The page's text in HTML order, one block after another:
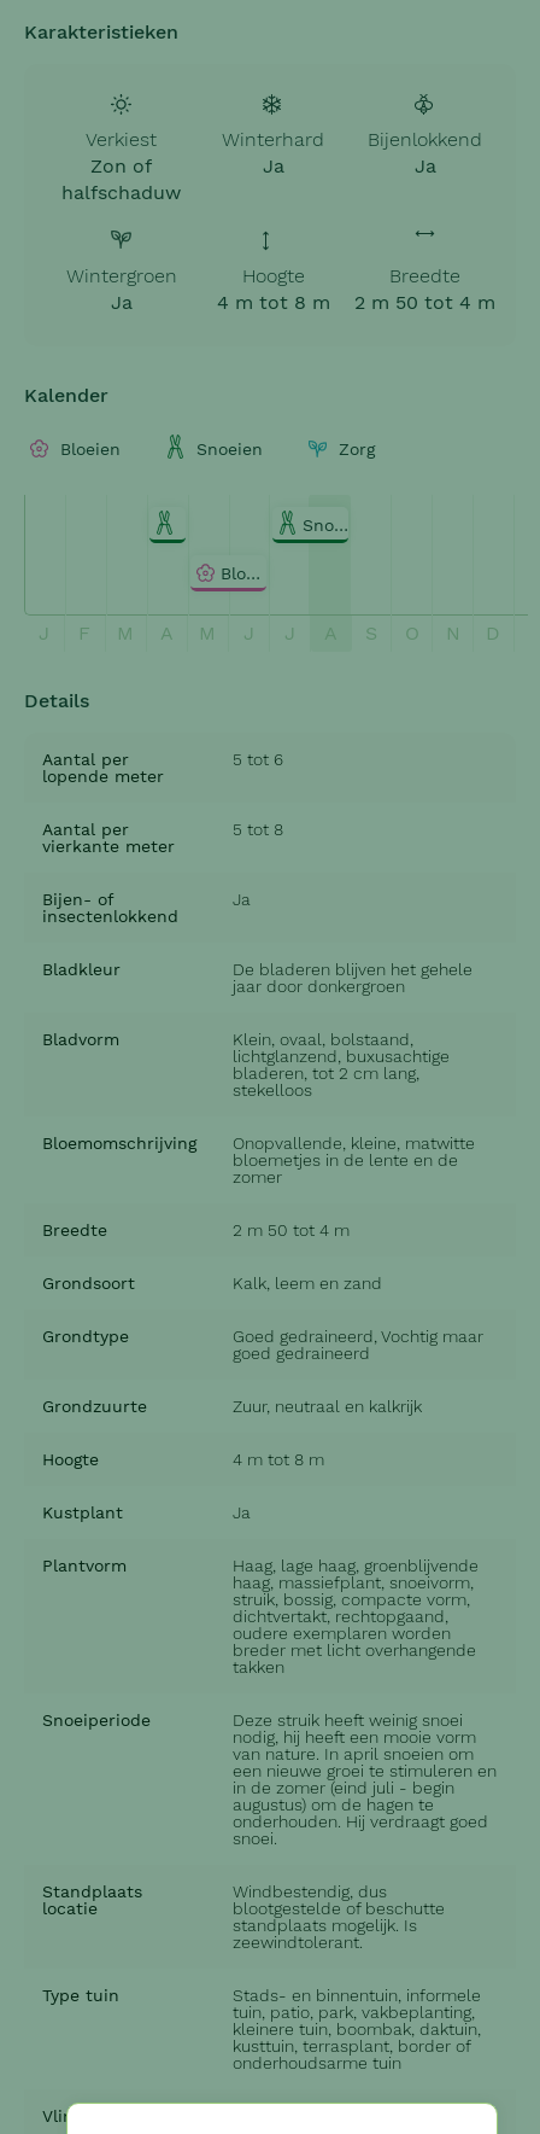
Karakteristieken
Verkiest
Zon of
halfschaduw
Winterhard
Ja
Bijenlokkend
Ja
Wintergroen
Ja
Hoogte
4 m tot 8 m
Breedte
2 m 50 tot 4 m
Kalender
Bloeien Snoeien Zorg
Snoeien
Bloeien
J F M A M J J A S O N D
Details
Aantal per
lopende meter
5 tot 6
Aantal per
vierkante meter
5 tot 8
Bijen- of
insectenlokkend
Ja
Bladkleur
De bladeren blijven het gehele
jaar door donkergroen
Bladvorm
Klein, ovaal, bolstaand,
lichtglanzend, buxusachtige
bladeren, tot 2 cm lang,
stekelloos
Bloemomschrijving
Onopvallende, kleine, matwitte
bloemetjes in de lente en de
zomer
Breedte 2 m 50 tot 4 m
Grondsoort Kalk, leem en zand
Grondtype
Goed gedraineerd, Vochtig maar
goed gedraineerd
Grondzuurte Zuur, neutraal en kalkrijk
Hoogte 4 m tot 8 m
Kustplant Ja
Plantvorm
Haag, lage haag, groenblijvende
haag, massiefplant, snoeivorm,
struik, bossig, compacte vorm,
dichtvertakt, rechtopgaand,
oudere exemplaren worden
breder met licht overhangende
takken
Snoeiperiode
Deze struik heeft weinig snoei
nodig, hij heeft een mooie vorm
van nature. In april snoeien om
een nieuwe groei te stimuleren en
in de zomer (eind juli - begin
augustus) om de hagen te
onderhouden. Hij verdraagt goed
snoei.
Standplaats
locatie
Windbestendig, dus
blootgestelde of beschutte
standplaats mogelijk. Is
zeewindtolerant.
Type tuin
Stads- en binnentuin, informele
tuin, patio, park, vakbeplanting,
kleinere tuin, boombak, daktuin,
kusttuin, terrasplant, border of
onderhoudsarme tuin
Vlinderlokkend